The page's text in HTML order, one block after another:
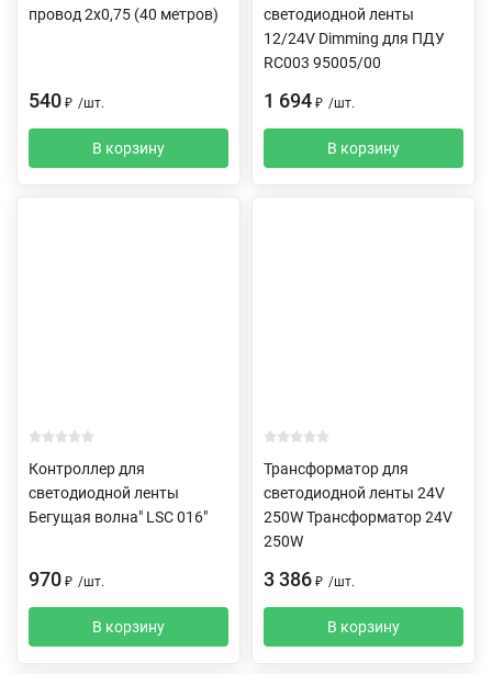
провод 2х0,75 (40 метров)
540 ₽ /шт.
В корзину
светодиодной ленты
12/24V Dimming для ПДУ
RC003 95005/00
1 694 ₽ /шт.
В корзину
Контроллер для
светодиодной ленты
Бегущая волна" LSC 016"
970 ₽ /шт.
В корзину
Трансформатор для
светодиодной ленты 24V
250W Трансформатор 24V
250W
3 386 ₽ /шт.
В корзину